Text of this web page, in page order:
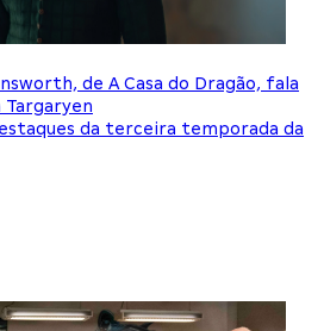
de A Casa do Dragão, fala
Targaryen
da terceira temporada da